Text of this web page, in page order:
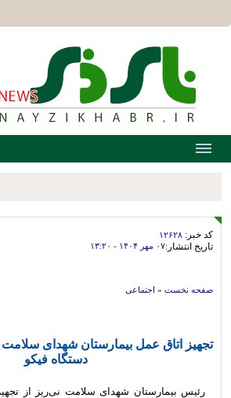
کد خبر: ۱۲۶۲۸
تاریخ انتشار:۰۷ مهر ۱۴۰۴ - ۱۳:۲۰
صفحه نخست » اجتماعی
تجهیز اتاق عمل بیمارستان شهدای
دستگاه فیکو
رئیس بیمارستان شهدای سلامت نی‌ریز از